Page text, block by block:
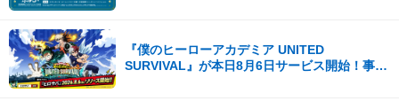
『僕のヒーローアカデミア UNITED
SURVIVAL』が本日8月6日サービス開始！事前